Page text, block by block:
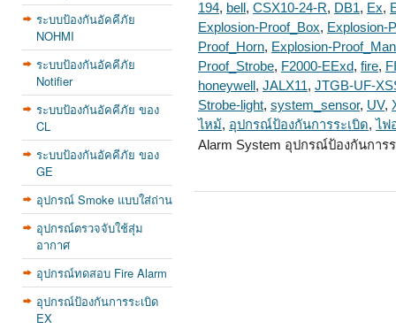
ระบบป้องกันอัคคีภัย
NOHMI
ระบบป้องกันอัคคีภัย
Notifier
ระบบป้องกันอัคคีภัย ของ
CL
ระบบป้องกันอัคคีภัย ของ
GE
อุปกรณ์ Smoke แบบใส่ถ่าน
อุปกรณ์ตรวจจับใช้สุ่ม
อากาศ
อุปกรณ์ทดสอบ Fire Alarm
อุปกรณ์ป้องกันการระเบิด
EX
194, bell , CSX10-24-R, DB1, Ex,
Explosion-Proof_Box, Explosion-
Proof_Horn, Explosion-
Proof_Strobe, F2000-EExd, fire,
honeywell , JALX11, JTGB-UF-
Strobe-light, system_sensor, UV,
ไหม้, อุปกรณ์ป้องกันการระเบิด, ไฟ
Alarm System อุปกรณ์ป้องกันการร